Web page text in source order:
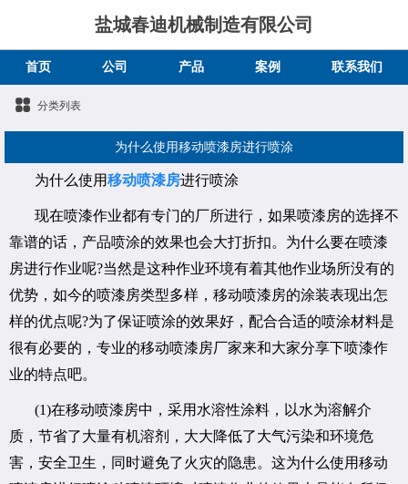
盐城春迪机械制造有限公司
首页 公司 产品 案例 联系我们
分类列表
为什么使用移动喷漆房进行喷涂
为什么使用移动喷漆房进行喷涂
现在喷漆作业都有专门的厂所进行，如果喷漆房的选择不
靠谱的话，产品喷涂的效果也会大打折扣。为什么要在喷漆
房进行作业呢?当然是这种作业环境有着其他作业场所没有的
优势，如今的喷漆房类型多样，移动喷漆房的涂装表现出怎
样的优点呢?为了保证喷涂的效果好，配合合适的喷涂材料是
很有必要的，专业的移动喷漆房厂家来和大家分享下喷漆作
业的特点吧。
(1)在移动喷漆房中，采用水溶性涂料，以水为溶解介
质，节省了大量有机溶剂，大大降低了大气污染和环境危
害，安全卫生，同时避免了火灾的隐患。这为什么使用移动